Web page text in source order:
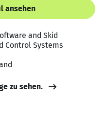
ansehen
and Skid
Control Systems
zu sehen.